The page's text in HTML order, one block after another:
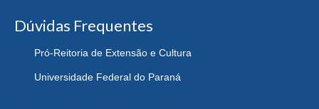
Dúvidas Frequentes
Pró-Reitoria de Extensão e Cultura
Universidade Federal do Paraná